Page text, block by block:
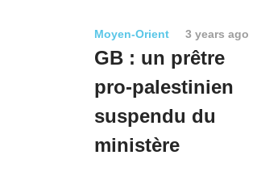
Moyen-Orient 3 years ago
GB : un prêtre
pro-palestinien
suspendu du
ministère